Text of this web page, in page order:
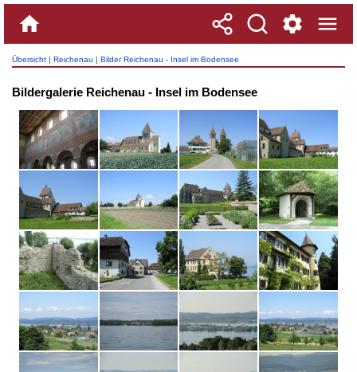
Übersicht | Reichenau | Bilder Reichenau - Insel im Bodensee
Bildergalerie Reichenau - Insel im Bodensee